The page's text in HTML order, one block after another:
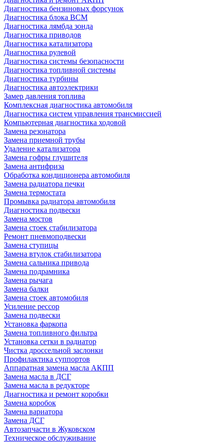
Диагностика бензиновых форсунок
Диагностика блока BCM
Диагностика лямбда зонда
Диагностика приводов
Диагностика катализатора
Диагностика рулевой
Диагностика системы безопасности
Диагностика топливной системы
Диагностика турбины
Диагностика автоэлектрики
Замер давления топлива
Комплексная диагностика автомобиля
Диагностика систем управления трансмиссией
Компьютерная диагностика ходовой
Замена резонатора
Замена приемной трубы
Удаление катализатора
Замена гофры глушителя
Замена антифриза
Обработка кондиционера автомобиля
Замена радиатора печки
Замена термостата
Промывка радиатора автомобиля
Диагностика подвески
Замена мостов
Замена стоек стабилизатора
Ремонт пневмоподвески
Замена ступицы
Замена втулок стабилизатора
Замена сальника привода
Замена подрамника
Замена рычага
Замена балки
Замена стоек автомобиля
Усиление рессор
Замена подвески
Установка фаркопа
Замена топливного фильтра
Установка сетки в радиатор
Чистка дроссельной заслонки
Профилактика суппортов
Аппаратная замена масла АКПП
Замена масла в ДСГ
Замена масла в редукторе
Диагностика и ремонт коробки
Замена коробок
Замена вариатора
Замена ДСГ
Автозапчасти в Жуковском
Техническое обслуживание